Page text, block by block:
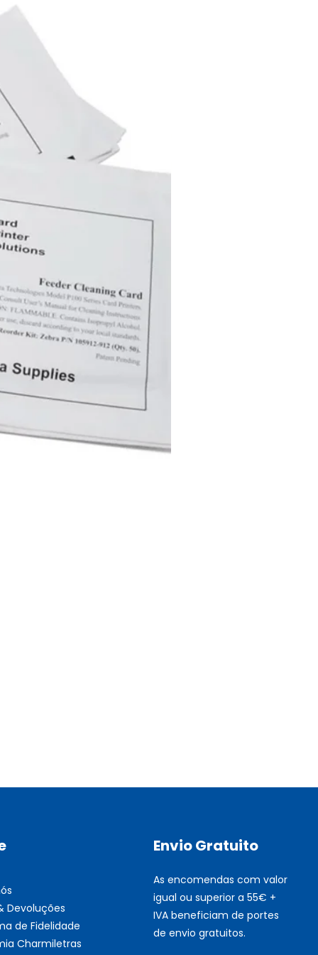
Devoluções
de Fidelidade
Charmiletras
Envio Gratuito
As encomendas com valor
igual ou superior a 55€ +
IVA beneficiam de portes
de envio gratuitos.